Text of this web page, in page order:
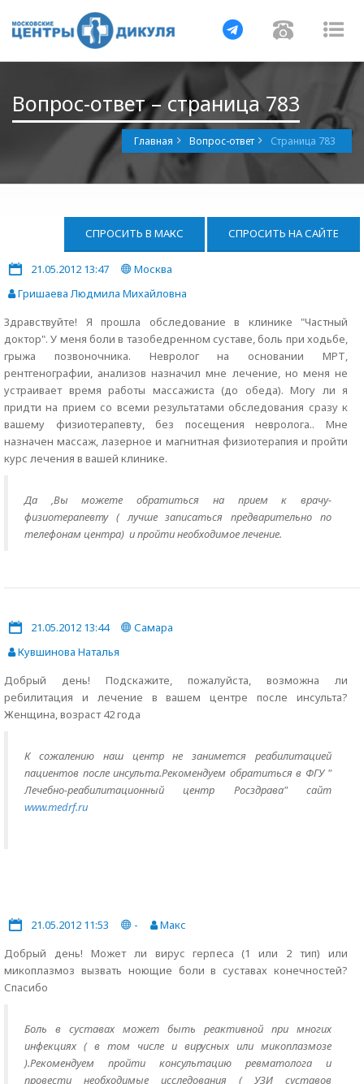
Навигация
Вопрос-ответ – страница 783
Главная Вопрос-ответ Страница 783
СПРОСИТЬ В МАКС СПРОСИТЬ НА САЙТЕ
21.05.2012 13:47
Москва
Гришаева Людмила Михайловна
Здравствуйте! Я прошла обследование в клинике "Частный
доктор". У меня боли в тазобедренном суставе, боль при ходьбе,
грыжа позвоночника. Невролог на основании МРТ,
рентгенографии, анализов назначил мне лечение, но меня не
устраивает время работы массажиста (до обеда). Могу ли я
придти на прием со всеми результатами обследования сразу к
вашему физиотерапевту, без посещения невролога.. Мне
назначен массаж, лазерное и магнитная физиотерапия и пройти
курс лечения в вашей клинике.
Да ,Вы можете обратиться на прием к врачу-
физиотерапевту ( лучше записаться предварительно по
телефонам центра) и пройти необходимое лечение.
21.05.2012 13:44
Самара
Кувшинова Наталья
Добрый день! Подскажите, пожалуйста, возможна ли
ребилитация и лечение в вашем центре после инсульта?
Женщина, возраст 42 года
К сожалению наш центр не занимется реабилитацией
пациентов после инсульта.Рекомендуем обратиться в ФГУ "
Лечебно-реабилитационный центр Росздрава" сайт
www.medrf.ru
21.05.2012 11:53 -
Макс
Добрый день! Может ли вирус герпеса (1 или 2 тип) или
микоплазмоз вызвать ноющие боли в суставах конечностей?
Спасибо
Боль в суставах может быть реактивной при многих
инфекциях ( в том числе и вирусных или микоплазмозе
).Рекомендуем пройти консультацию ревматолога и
провести необходимые исследования ( УЗИ суставов